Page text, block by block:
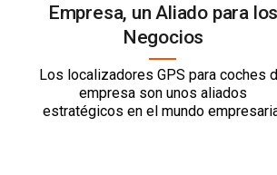
Empresa, un Aliado para los
Negocios
Los localizadores GPS para coches
empresa son unos aliados
estratégicos en el mundo